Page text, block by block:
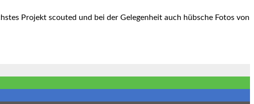
Projekt scouted und bei der Gelegenheit auch hübsche Fotos von